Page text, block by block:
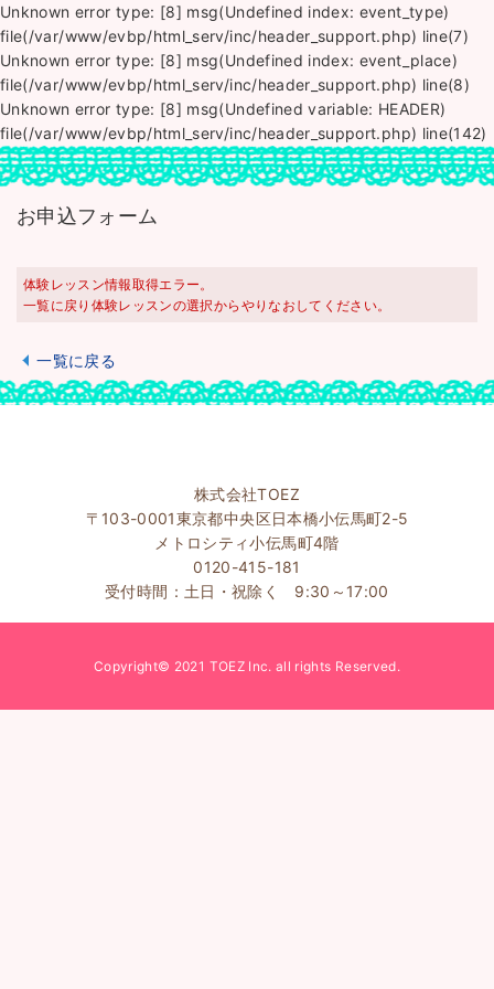
Unknown error type: [8] msg(Undefined index: event_type)
file(/var/www/evbp/html_serv/inc/header_support.php) line(7)
Unknown error type: [8] msg(Undefined index: event_place)
file(/var/www/evbp/html_serv/inc/header_support.php) line(8)
Unknown error type: [8] msg(Undefined variable: HEADER)
file(/var/www/evbp/html_serv/inc/header_support.php) line(142)
お申込フォーム
体験レッスン情報取得エラー。
一覧に戻り体験レッスンの選択からやりなおしてください。
一覧に戻る
株式会社TOEZ
〒103-0001東京都中央区日本橋小伝馬町2-5
メトロシティ小伝馬町4階
0120-415-181
受付時間：土日・祝除く 9:30～17:00
Copyright© 2021 TOEZ Inc. all rights Reserved.